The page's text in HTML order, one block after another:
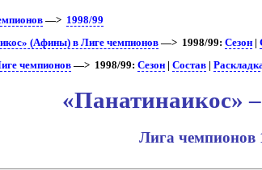
—> 1998/99
(Афины) в Лиге чемпионов—> 1998/99: Сезон|
чемпионов—> 1998/99: Сезон| Состав|
«Панатинаикос»
Лига чемпионов